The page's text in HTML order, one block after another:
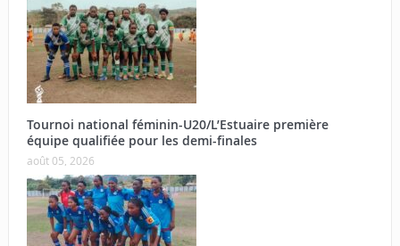
Tournoi national féminin-U20/L’Estuaire première
équipe qualifiée pour les demi-finales
août 05, 2026